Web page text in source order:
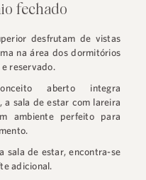
fechado
desfrutam de vistas
na área dos dormitórios
reservado.
aberto integra
a sala de estar com lareira
ambiente perfeito para
sala de estar, encontra-se
adicional.